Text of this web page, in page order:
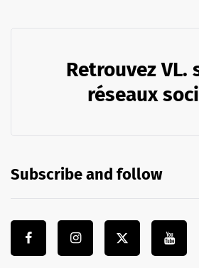
Retrouvez VL.
réseaux
Subscribe and follow